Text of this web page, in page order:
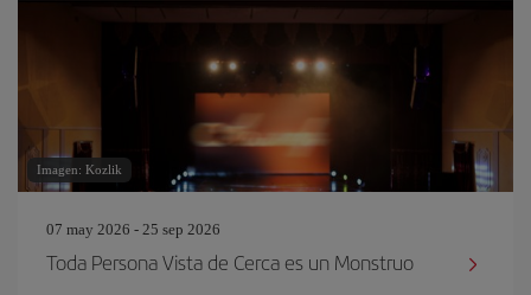
Imagen: Kozlik
07 may 2026 - 25 sep 2026
Toda Persona Vista de Cerca es un Monstruo